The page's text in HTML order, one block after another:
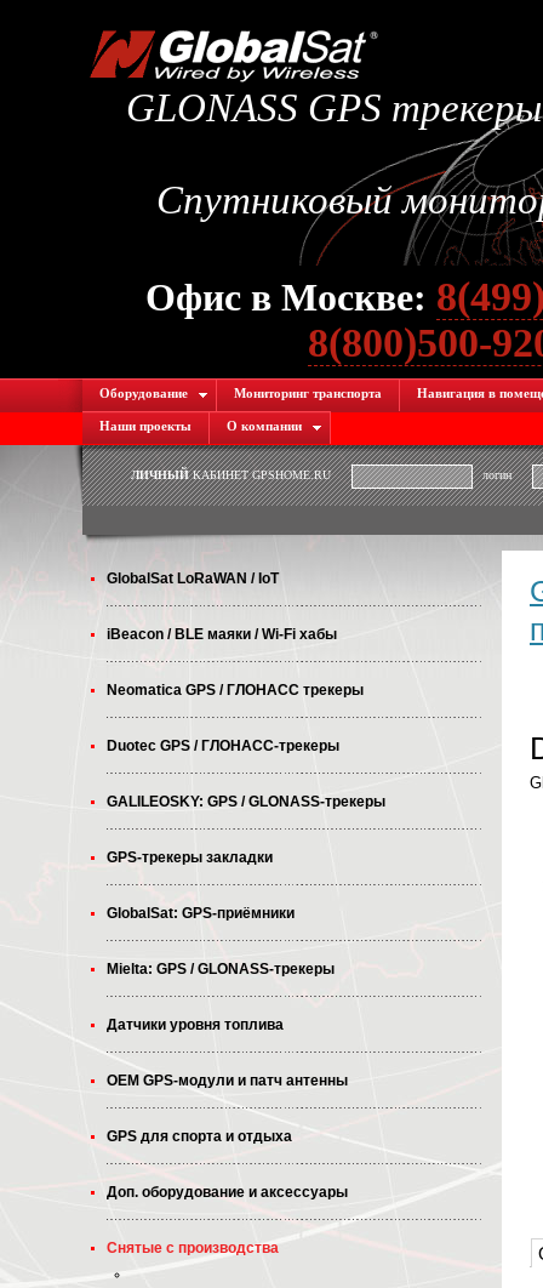
GLONASS GPS
Спутниковый
Офис в Москве:
8(800)500-
Оборудование Мониторинг транспорта Навигация в
Наши проекты О компании
ЛИЧНЫЙКАБИНЕТ GPSHOME.RU логин
GlobalSat LoRaWAN / IoT
iBeacon / BLE маяки / Wi-Fi хабы
Neomatica GPS / ГЛОНАСС трекеры
Duotec GPS / ГЛОНАСС-трекеры
GALILEOSKY: GPS / GLONASS-трекеры
GPS-трекеры закладки
GlobalSat: GPS-приёмники
Mielta: GPS / GLONASS-трекеры
Датчики уровня топлива
OEM GPS-модули и патч антенны
GPS для спорта и отдыха
Доп. оборудование и аксессуары
Снятые с производства